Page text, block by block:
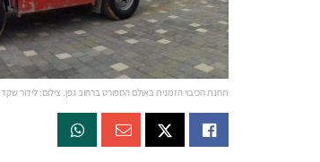
תחנת הכיבוי הזמנית באולם הספורט ברחוב גפן. צילום: לידור שקד